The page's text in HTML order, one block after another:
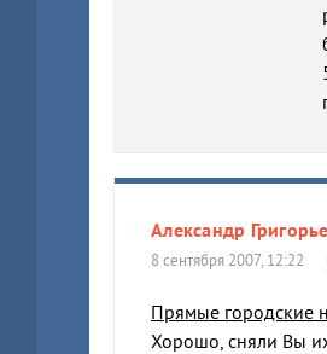
Александр
8 сентября 2007, 12:22
Прямые городские
Хорошо, сняли Вы